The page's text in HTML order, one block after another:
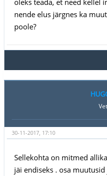
nende elus järgnes ka
poole?
30-11-2017, 17:10
Sellekohta on mitmed
jäi endiseks . osa